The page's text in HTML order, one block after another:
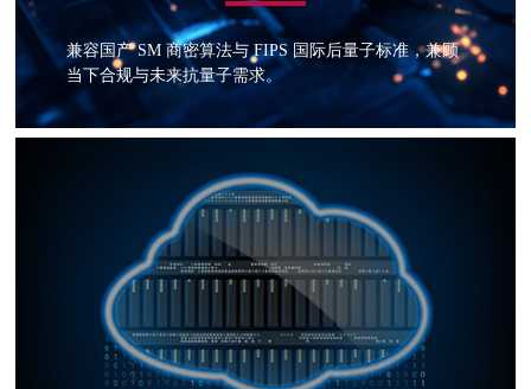
兼容国产 SM 商密算法与 FIPS 国际后量子标准，兼顾
当下合规与未来抗量子需求。